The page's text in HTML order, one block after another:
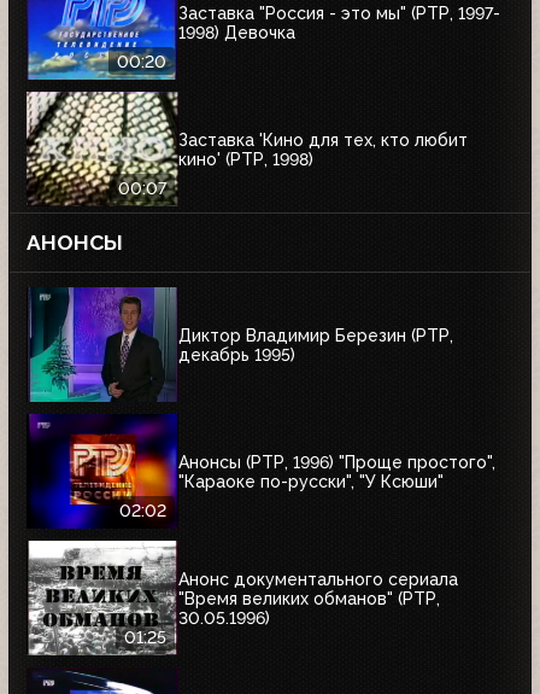
00:20
Заставка "Россия - это мы" (РТР, 1997-
1998) Девочка
00:07
Заставка 'Кино для тех, кто любит
кино' (РТР, 1998)
АНОНСЫ
Диктор Владимир Березин (РТР,
декабрь 1995)
02:02
Анонсы (РТР, 1996) "Проще простого",
"Караоке по-русски", "У Ксюши"
01:25
Анонс документального сериала
"Время великих обманов" (РТР,
30.05.1996)